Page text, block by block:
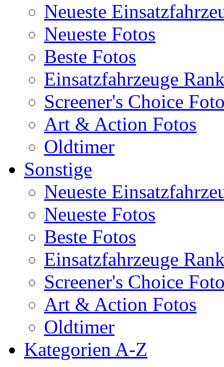
Neueste
Neueste Fotos
Beste Fotos
Einsatzfahrzeuge
Screener's Choice
Art & Action Fotos
Oldtimer
Sonstige
Neueste
Neueste Fotos
Beste Fotos
Einsatzfahrzeuge
Screener's Choice
Art & Action Fotos
Oldtimer
Kategorien A-Z